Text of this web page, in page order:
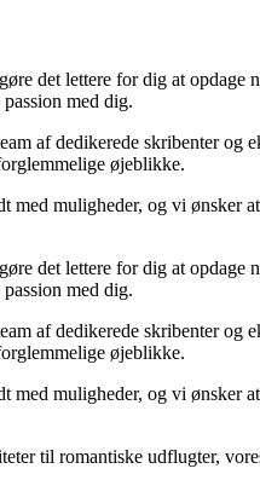
det lettere for dig at opdage
med dig.
af dedikerede skribenter og
øjeblikke.
muligheder, og vi ønsker
det lettere for dig at opdage
med dig.
af dedikerede skribenter og
øjeblikke.
muligheder, og vi ønsker
til romantiske udflugter,